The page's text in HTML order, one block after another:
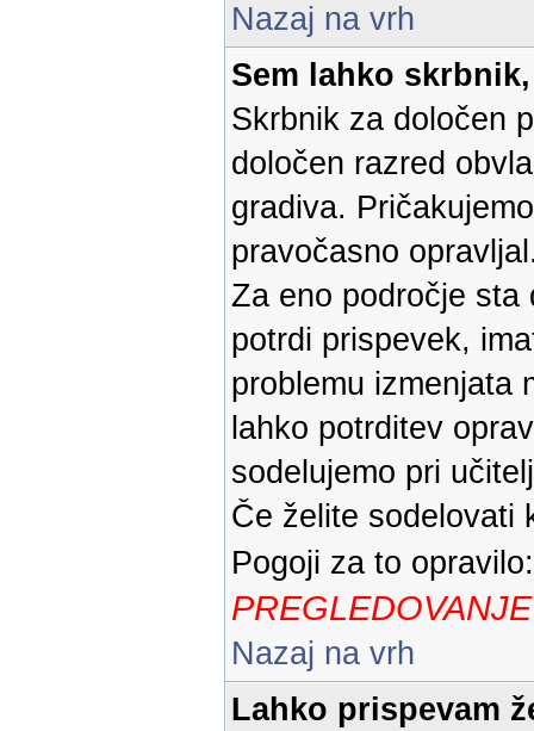
Nazaj na vrh
Sem lahko
Skrbnik za določen
določen razred
gradiva.
pravočasno
Za eno področje sta
potrdi prispevek,
problemu izmenjata
lahko potrditev
sodelujemo pri
Če želite
Pogoji za to
Nazaj na vrh
Lahko prispevam